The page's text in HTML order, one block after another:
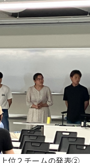
上位２チームの発表②